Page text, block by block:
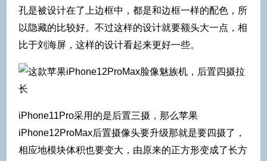
孔是被设计在了上边框中，都是和边框一样的配色，所
以隐藏的比较好。不过这样的设计就要额头大一点，相
比于刘海屏，这样的设计看起来更好一些。
iPhone11Pro采用的是后置三摄，那么苹果
iPhone12ProMax后置摄像头要升级那就是要四摄了，
相应地模块体积也要变大，由原来的正方形变成了长方